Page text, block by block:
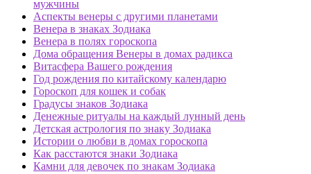
мужчины
Аспекты венеры с другими планетами
Венера в знаках Зодиака
Венера в полях гороскопа
Дома обращения Венеры в домах радикса
Витасфера Вашего рождения
Год рождения по китайскому календарю
Гороскоп для кошек и собак
Градусы знаков Зодиака
Денежные ритуалы на каждый лунный день
Детская астрология по знаку Зодиака
Истории о любви в домах гороскопа
Как расстаются знаки Зодиака
Камни для девочек по знакам Зодиака